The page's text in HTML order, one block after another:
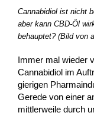
Cannabidiol ist nicht
aber kann CBD-Öl
behauptet? (Bild von
Immer mal wieder
Cannabidiol im
gierigen
Gerede von einer
mittlerweile durch